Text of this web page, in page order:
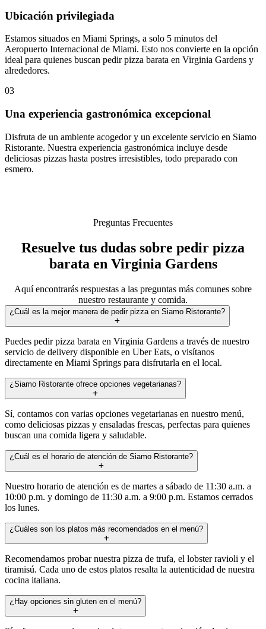
Ubicación privilegiada
Estamos situados en Miami Springs, a solo 5 minutos del
Aeropuerto Internacional de Miami. Esto nos convierte en la opción
ideal para quienes buscan pedir pizza barata en Virginia Gardens y
alrededores.
03
Una experiencia gastronómica excepcional
Disfruta de un ambiente acogedor y un excelente servicio en Siamo
Ristorante. Nuestra experiencia gastronómica incluye desde
deliciosas pizzas hasta postres irresistibles, todo preparado con
esmero.
Preguntas Frecuentes
Resuelve tus dudas sobre pedir pizza
barata en Virginia Gardens
Aquí encontrarás respuestas a las preguntas más comunes sobre
nuestro restaurante y comida.
¿Cuál es la mejor manera de pedir pizza en Siamo Ristorante?
Puedes pedir pizza barata en Virginia Gardens a través de nuestro
servicio de delivery disponible en Uber Eats, o visítanos
directamente en Miami Springs para disfrutarla en el local.
¿Siamo Ristorante ofrece opciones vegetarianas?
Sí, contamos con varias opciones vegetarianas en nuestro menú,
como deliciosas pizzas y ensaladas frescas, perfectas para quienes
buscan una comida ligera y saludable.
¿Cuál es el horario de atención de Siamo Ristorante?
Nuestro horario de atención es de martes a sábado de 11:30 a.m. a
10:00 p.m. y domingo de 11:30 a.m. a 9:00 p.m. Estamos cerrados
los lunes.
¿Cuáles son los platos más recomendados en el menú?
Recomendamos probar nuestra pizza de trufa, el lobster ravioli y el
tiramisú. Cada uno de estos platos resalta la autenticidad de nuestra
cocina italiana.
¿Hay opciones sin gluten en el menú?